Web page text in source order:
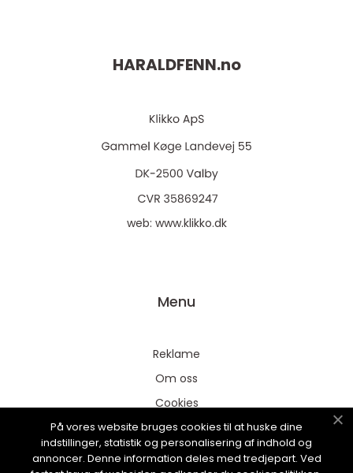
HARALDFENN.no
web: www.klikko.dk
Menu
Reklame
Om oss
Cookies
Kontakt Oss
Sitemap
På vores website bruges cookies til at huske dine
indstillinger, statistik og personalisering af indhold og
annoncer. Denne information deles med tredjepart. Ved